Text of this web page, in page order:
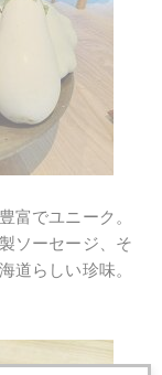
富でユニーク。
ソーセージ、そ
道らしい珍味。